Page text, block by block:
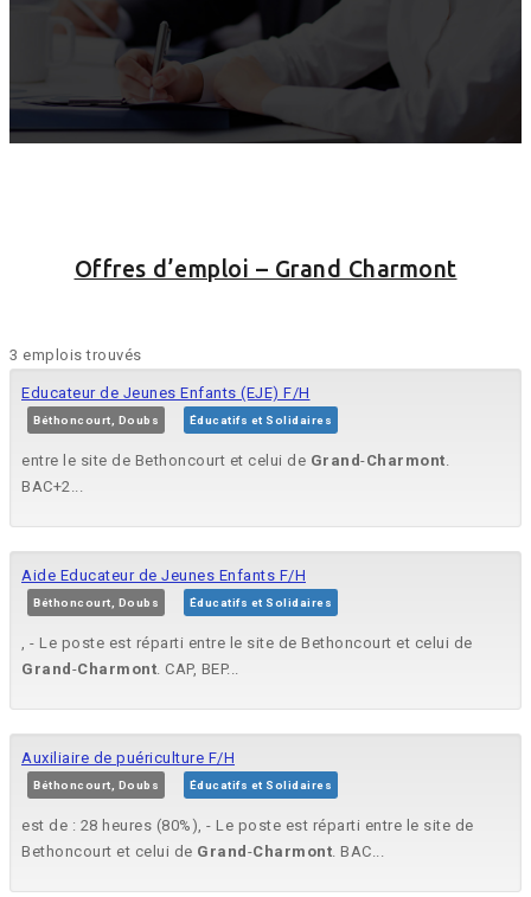
Offres d’emploi – Grand Charmont
3 emplois trouvés
Educateur de Jeunes Enfants (EJE) F/H
Béthoncourt, Doubs Éducatifs et Solidaires
entre le site de Bethoncourt et celui de Grand-Charmont.
BAC+2...
Aide Educateur de Jeunes Enfants F/H
Béthoncourt, Doubs Éducatifs et Solidaires
, - Le poste est réparti entre le site de Bethoncourt et celui de
Grand -Charmont. CAP, BEP...
Auxiliaire de puériculture F/H
Béthoncourt, Doubs Éducatifs et Solidaires
est de : 28 heures (80%), - Le poste est réparti entre le site de
Bethoncourt et celui de Grand -Charmont. BAC...